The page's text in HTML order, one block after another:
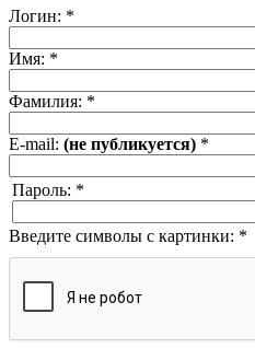
Логин: *
Имя: *
Фамилия: *
E-mail: (не публикуется) *
Пароль: *
Введите символы с картинки: *